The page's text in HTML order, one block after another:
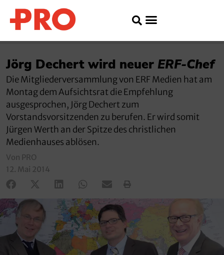
Jörg Dechert wird neuer ERF-Chef
Die Mitgliederversammlung von ERF Medien hat am
Montag dem Aufsichtsrat die Empfehlung
ausgesprochen, Jörg Dechert zum
Vorstandsvorsitzenden zu berufen. Er wird somit
Jürgen Werth an der Spitze des christlichen
Medienhauses ablösen.
Von PRO
12. Mai 2014